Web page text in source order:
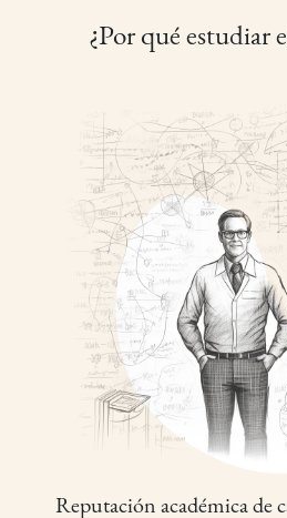
¿Por qué estudiar
Reputación académica de